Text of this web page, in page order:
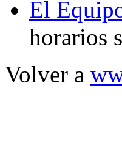
El
horarios
Volver a